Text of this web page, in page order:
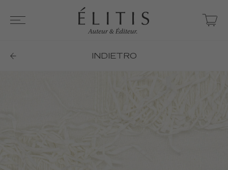
INDIETRO